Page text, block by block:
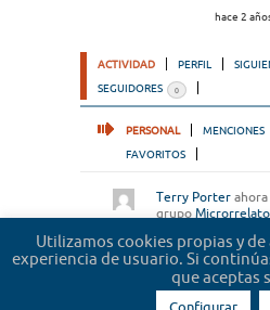
hace 2
ACTIVIDAD PERFIL
SEGUIDORES 0
PERSONAL MENCIONES
FAVORITOS
Terry Porter
grupo
Utilizamos cookies propias y
experiencia de usuario. Si
que aceptas
Configurar